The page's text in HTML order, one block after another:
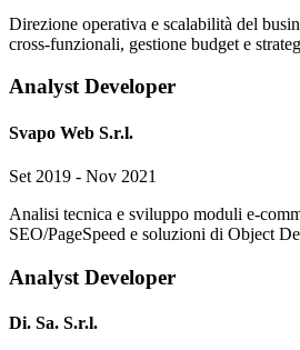
Direzione operativa e scalabilità del
cross-funzionali, gestione budget e
Analyst Developer
Svapo Web S.r.l.
Set 2019 - Nov 2021
Analisi tecnica e sviluppo moduli e-
SEO/PageSpeed e soluzioni di Object
Analyst Developer
Di. Sa. S.r.l.